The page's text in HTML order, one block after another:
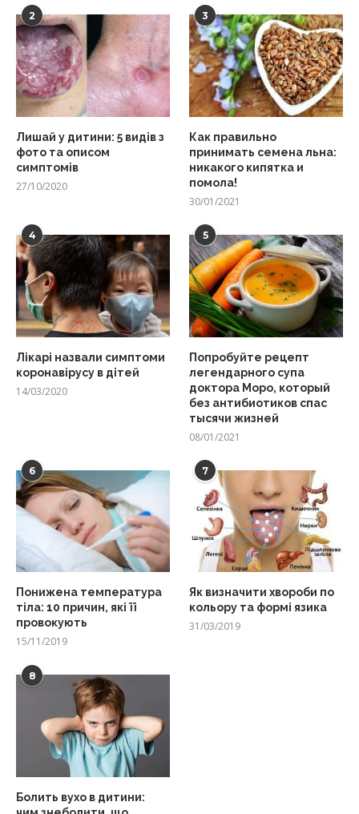
2
Лишай у дитини: 5 видів з
фото та описом
симптомів
27/10/2020
3
Как правильно
принимать семена льна:
никакого кипятка и
помола!
30/01/2021
4
Лікарі назвали симптоми
коронавірусу в дітей
14/03/2020
5
Попробуйте рецепт
легендарного супа
доктора Моро, который
без антибиотиков спас
тысячи жизней
08/01/2021
6
Понижена температура
тіла: 10 причин, які її
провокують
15/11/2019
7
Як визначити хвороби по
кольору та формі язика
31/03/2019
8
Болить вухо в дитини: